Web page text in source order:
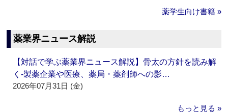
薬学生向け書籍 »
薬業界ニュース解説
【対話で学ぶ薬業界ニュース解説】骨太の方針を読み解
く‐製薬企業や医療、薬局・薬剤師への影…
2026年07月31日 (金)
もっと見る »